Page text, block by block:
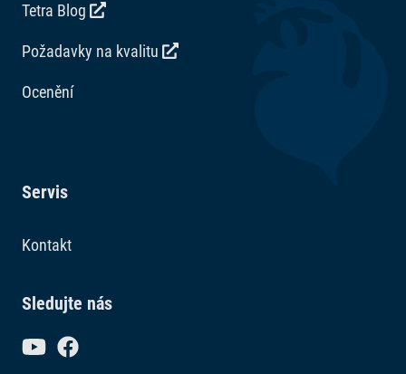
Tetra Blog
Požadavky na kvalitu
Ocenění
Servis
Kontakt
Sledujte nás